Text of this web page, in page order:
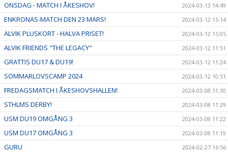
ONSDAG - MATCH I ÅKESHOV! 2024-03-13 14:49
ENKRONAS-MATCH DEN 23 MARS! 2024-03-12 15:14
ALVIK PLUSKORT - HALVA PRISET! 2024-03-12 15:05
ALVIK FRIENDS "THE LEGACY" 2024-03-12 11:51
GRATTIS DU17 & DU19! 2024-03-12 11:24
SOMMARLOVSCAMP 2024 2024-03-12 10:51
FREDAGSMATCH I ÅKESHOVSHALLEN! 2024-03-08 11:30
STHLMS DERBY! 2024-03-08 11:29
USM DU19 OMGÅNG 3 2024-03-08 11:22
USM DU17 OMGÅNG 3 2024-03-08 11:19
GURU 2024-02-27 16:56